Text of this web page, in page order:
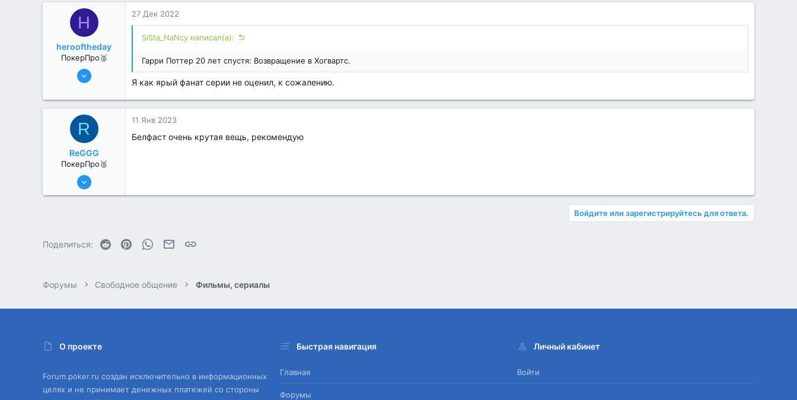
4
H
herooftheday
ПокерПро🥈
6 Июн 2022
1
27 Дек 2022
SiSta_NaNcy написал(а):
Гарри Поттер 20 лет спустя: Возвращение в Хогвартс.
Я как ярый фанат серии не оценил, к сожалению.
R
ReGGG
ПокерПро🥈
8 Июн 2022
11 Янв 2023
Белфаст очень крутая вещь, рекомендую
Войдите или зарегистрируйтесь для ответа.
Поделиться: Reddit PinterestWhatsAppЭлектронная почта
Форумы Свободное общение Фильмы, сериалы
О проекте
Forum.poker.ru создан исключительно в информационных
целях и не принимает денежных платежей со стороны
Быстрая навигация
Главная
Форумы
Личный кабинет
Войти